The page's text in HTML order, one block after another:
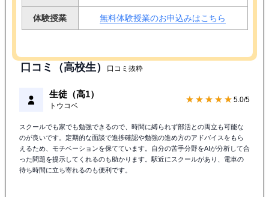
体験授業 無料体験授業のお申込みはこちら
口コミ（高校生） 口コミ抜粋
生徒（高1）
トウコベ
★★★★★ 5.0/5
スクールでも家でも勉強できるので、時間に縛られず部活との両立も可能な
のが良いです。定期的な面談で進捗確認や勉強の進め方のアドバイスをもら
えるため、モチベーションを保てています。自分の苦手分野をAIが分析して合
った問題を提示してくれるのも助かります。駅近にスクールがあり、電車の
待ち時間に立ち寄れるのも便利です。